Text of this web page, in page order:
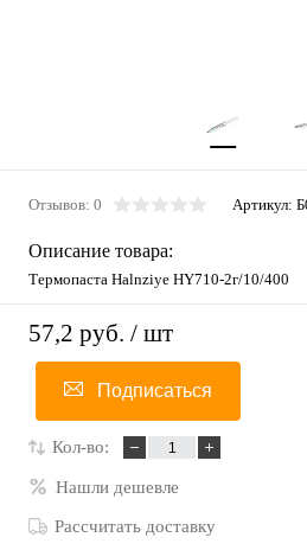
Отзывов: 0 Артикул:
Описание товара:
Термопаста Halnziye HY710-2г/10/400
57,2 руб. / шт
Подписаться
Кол-во:
Нашли дешевле
Рассчитать доставку